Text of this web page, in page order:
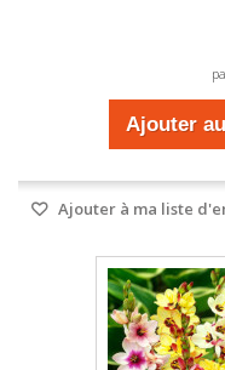
Ajouter
Ajouter à ma liste